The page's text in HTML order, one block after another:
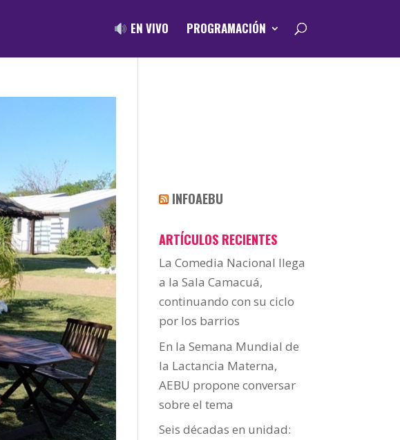
EN VIVO PROGRAMACIÓN
INFOAEBU
ARTÍCULOS RECIENTES
La Comedia Nacional llega
a la Sala Camacuá,
continuando con su ciclo
por los barrios
En la Semana Mundial de
la Lactancia Materna,
AEBU propone conversar
sobre el tema
Seis décadas en unidad: